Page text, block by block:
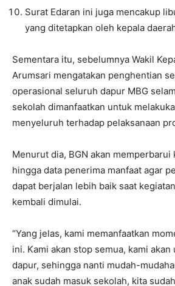
Surat Edaran ini juga mencakup
yang ditetapkan oleh kepala
Sementara itu, sebelumnya Wakil
Arumsari mengatakan penghentian
operasional seluruh dapur MBG
sekolah dimanfaatkan untuk
menyeluruh terhadap pelaksanaan
Menurut dia, BGN akan
hingga data penerima manfaat agar
dapat berjalan lebih baik saat
kembali dimulai.
“Yang jelas, kami memanfaatkan
ini. Kami akan stop semua, kami akan
dapur, sehingga nanti mudah-
anak sudah masuk sekolah, kita